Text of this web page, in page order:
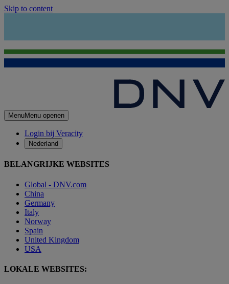
Skip to content
MenuMenu openen
Login bij Veracity
Nederland
BELANGRIJKE WEBSITES
Global - DNV.com
China
Germany
Italy
Norway
Spain
United Kingdom
USA
LOKALE WEBSITES: